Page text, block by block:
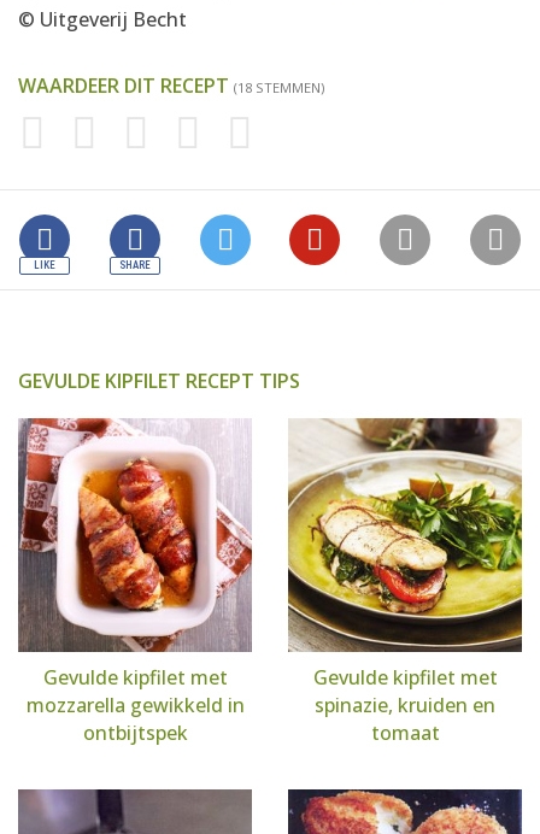
© Uitgeverij Becht
WAARDEER DIT RECEPT (18 STEMMEN)
GEVULDE KIPFILET RECEPT TIPS
Gevulde kipfilet met
mozzarella gewikkeld in
ontbijtspek
Gevulde kipfilet met
spinazie, kruiden en
tomaat